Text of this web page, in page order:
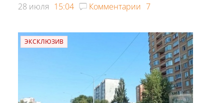
28 июля 15:04 Комментарии 7
ЭКСКЛЮЗИВ